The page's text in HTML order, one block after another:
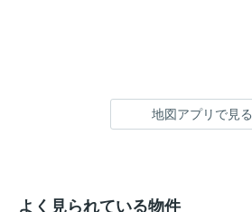
地図アプリで見る
よく見られている物件